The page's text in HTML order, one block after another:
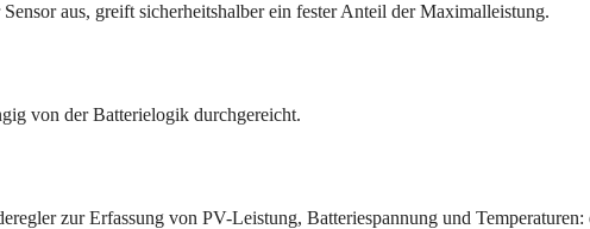
aus, greift sicherheitshalber ein fester Anteil der Maximalleistung.
von der Batterielogik durchgereicht.
zur Erfassung von PV-Leistung, Batteriespannung und